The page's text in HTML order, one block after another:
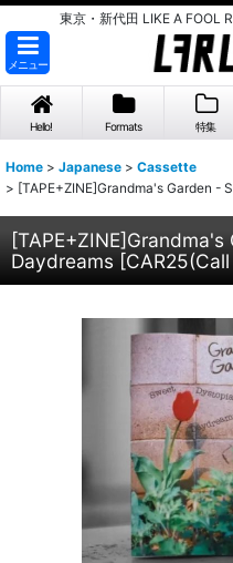
東京・新代田 LIKE A FOOL
メニュー
Hello! Formats 特集
Home > Japanese > Cassette
> [TAPE+ZINE]Grandma's Garden -
Daydreams [